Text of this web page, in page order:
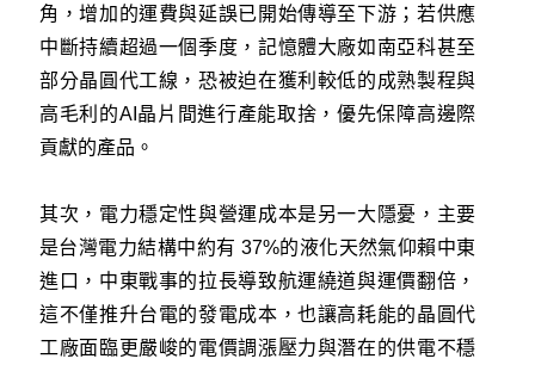
角，增加的運費與延誤已開始傳導至下游；若供應
中斷持續超過一個季度，記憶體大廠如南亞科甚至
部分晶圓代工線，恐被迫在獲利較低的成熟製程與
高毛利的AI晶片間進行產能取捨，優先保障高邊際
貢獻的產品。
其次，電力穩定性與營運成本是另一大隱憂，主要
是台灣電力結構中約有 37%的液化天然氣仰賴中東
進口，中東戰事的拉長導致航運繞道與運價翻倍，
這不僅推升台電的發電成本，也讓高耗能的晶圓代
工廠面臨更嚴峻的電價調漲壓力與潛在的供電不穩